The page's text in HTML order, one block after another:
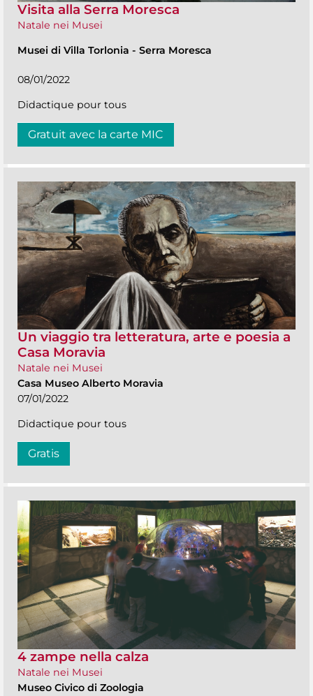
Visita alla Serra Moresca
Natale nei Musei
Musei di Villa Torlonia - Serra Moresca
08/01/2022
Didactique pour tous
Gratuit avec la carte MIC
Un viaggio tra letteratura, arte e poesia a
Casa Moravia
Natale nei Musei
Casa Museo Alberto Moravia
07/01/2022
Didactique pour tous
Gratis
4 zampe nella calza
Natale nei Musei
Museo Civico di Zoologia